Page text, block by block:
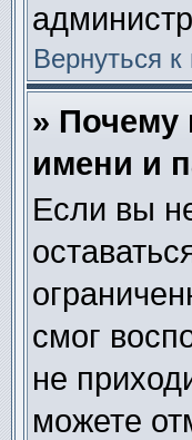
Вернуться к
» Почему
имени и
Если вы
смог
не
можете